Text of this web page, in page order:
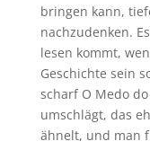
bringen kann,
nachzudenken.
lesen kommt,
Geschichte sein
scharf O Medo
umschlägt, das
ähnelt, und man